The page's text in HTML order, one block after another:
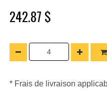
242.87 $
* Frais de livraison